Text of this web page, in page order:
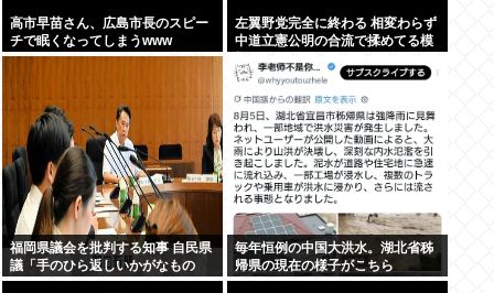
高市早苗さん、広島市長のスピー
チで眠くなってしまうwww
左翼野党完全に終わる 相変わらず
中道立憲公明の合流で揉めてる模
福岡県議会を批判する知事 自民県
議「手のひら返しいかがなもの
か」
毎年恒例の中国大洪水。湖北省秭
帰県の現在の様子がこちら